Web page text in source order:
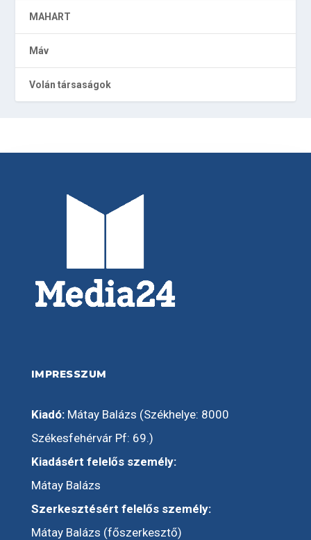
MAHART
Máv
Volán társaságok
IMPRESSZUM
Kiadó:Mátay Balázs (Székhelye: 8000
Székesfehérvár Pf: 69.)
Kiadásért felelős személy:
Mátay Balázs
Szerkesztésért felelős személy:
Mátay Balázs (főszerkesztő)